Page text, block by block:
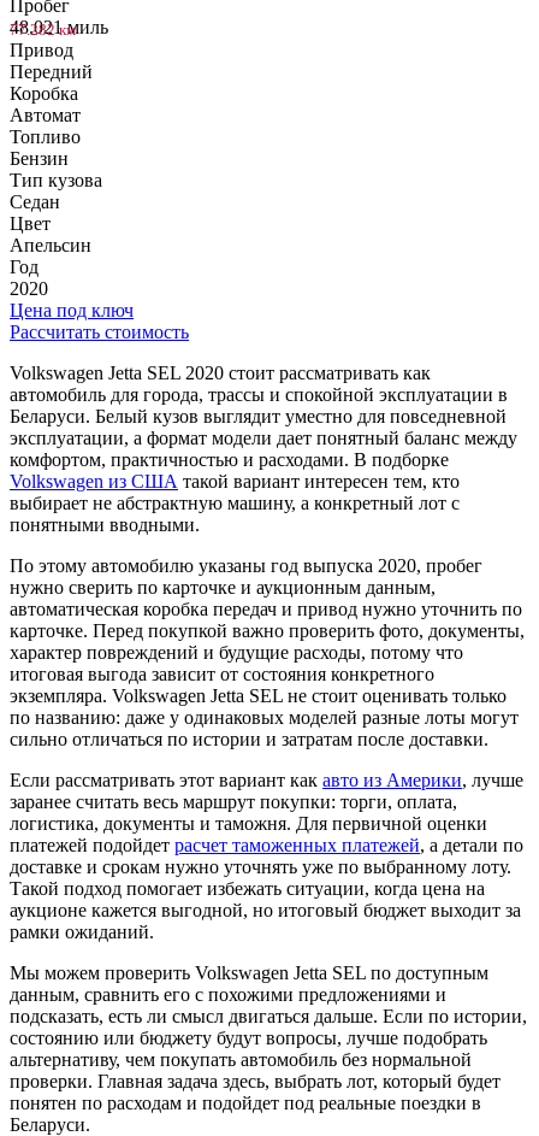
Пробег
48.021 миль
77.282 км
Привод
Передний
Коробка
Автомат
Топливо
Бензин
Тип кузова
Седан
Цвет
Апельсин
Год
2020
Цена под ключ
Рассчитать стоимость
Volkswagen Jetta SEL 2020 стоит рассматривать как
автомобиль для города, трассы и спокойной эксплуатации в
Беларуси. Белый кузов выглядит уместно для повседневной
эксплуатации, а формат модели дает понятный баланс между
комфортом, практичностью и расходами. В подборке
Volkswagen из США такой вариант интересен тем, кто
выбирает не абстрактную машину, а конкретный лот с
понятными вводными.
По этому автомобилю указаны год выпуска 2020, пробег
нужно сверить по карточке и аукционным данным,
автоматическая коробка передач и привод нужно уточнить по
карточке. Перед покупкой важно проверить фото, документы,
характер повреждений и будущие расходы, потому что
итоговая выгода зависит от состояния конкретного
экземпляра. Volkswagen Jetta SEL не стоит оценивать только
по названию: даже у одинаковых моделей разные лоты могут
сильно отличаться по истории и затратам после доставки.
Если рассматривать этот вариант как авто из Америки, лучше
заранее считать весь маршрут покупки: торги, оплата,
логистика, документы и таможня. Для первичной оценки
платежей подойдет расчет таможенных платежей, а детали по
доставке и срокам нужно уточнять уже по выбранному лоту.
Такой подход помогает избежать ситуации, когда цена на
аукционе кажется выгодной, но итоговый бюджет выходит за
рамки ожиданий.
Мы можем проверить Volkswagen Jetta SEL по доступным
данным, сравнить его с похожими предложениями и
подсказать, есть ли смысл двигаться дальше. Если по истории,
состоянию или бюджету будут вопросы, лучше подобрать
альтернативу, чем покупать автомобиль без нормальной
проверки. Главная задача здесь, выбрать лот, который будет
понятен по расходам и подойдет под реальные поездки в
Беларуси.